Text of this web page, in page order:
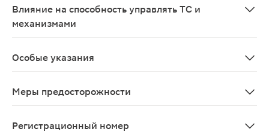
Влияние на способность управлять ТС и
механизмами
Особые указания
Меры предосторожности
Регистрационный номер